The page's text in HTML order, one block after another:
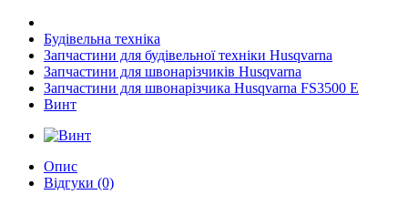
Будівельна техніка
Запчастини для будівельної техніки Husqvarna
Запчастини для швонарізчиків Husqvarna
Запчастини для швонарізчика Husqvarna FS3500 E
Винт
Опис
Відгуки (0)